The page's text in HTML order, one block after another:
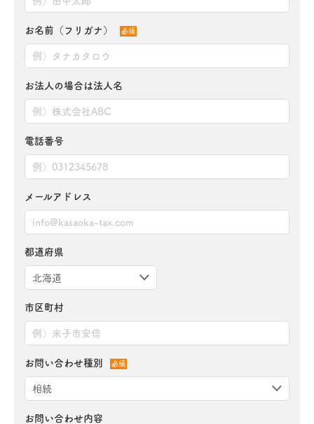
お名前（フリガナ） 必須
お法人の場合は法人名
電話番号
メールアドレス
都道府県
市区町村
お問い合わせ種別 必須
お問い合わせ内容